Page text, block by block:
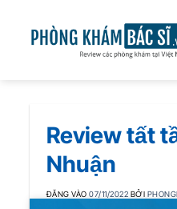
Review tất
Nhuận
ĐĂNG VÀO07/11/2022 BỞI